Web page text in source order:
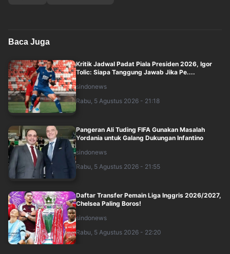
Baca Juga
Kritik Jadwal Padat Piala Presiden 2026, Igor
Tolic: Siapa Tanggung Jawab Jika Pe....
sindonews
Rabu, 5 Agustus 2026 - 21:18
Pangeran Ali Tuding FIFA Gunakan Masalah
Yordania untuk Galang Dukungan Infantino
sindonews
Rabu, 5 Agustus 2026 - 21:55
Daftar Transfer Pemain Liga Inggris 2026/2027,
Chelsea Paling Boros!
sindonews
Rabu, 5 Agustus 2026 - 22:20